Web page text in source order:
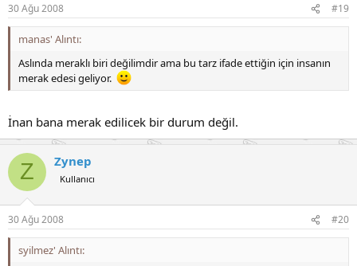
30 Ağu 2008 #19
manas' Alıntı:
Aslında meraklı biri değilimdir ama bu tarz ifade ettiğin için insanın
merak edesi geliyor.
İnan bana merak edilicek bir durum değil.
Z Zynep
Kullanıcı
30 Ağu 2008 #20
syilmez' Alıntı: